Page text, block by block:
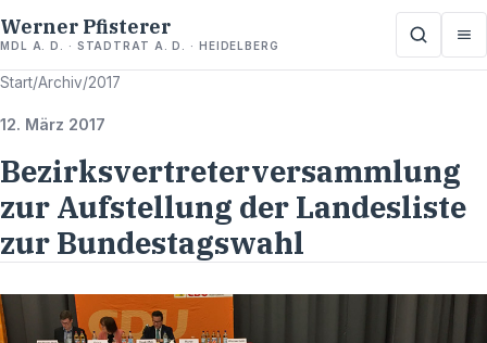
Werner Pfisterer
MDL A. D. · STADTRAT A. D. · HEIDELBERG
Start/Archiv/2017
12. März 2017
Bezirksvertreterversammlung
zur Aufstellung der Landesliste
zur Bundestagswahl